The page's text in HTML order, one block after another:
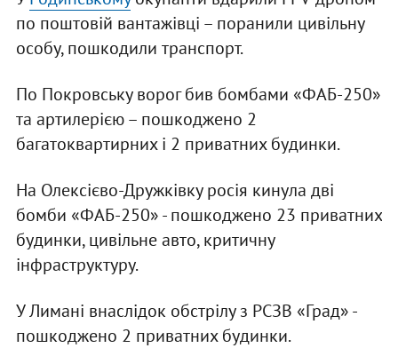
по поштовій вантажівці – поранили цивільну
особу, пошкодили транспорт.
По Покровську ворог бив бомбами «ФАБ-250»
та артилерією – пошкоджено 2
багатоквартирних і 2 приватних будинки.
На Олексієво-Дружківку росія кинула дві
бомби «ФАБ-250» - пошкоджено 23 приватних
будинки, цивільне авто, критичну
інфраструктуру.
У Лимані внаслідок обстрілу з РСЗВ «Град» -
пошкоджено 2 приватних будинки.